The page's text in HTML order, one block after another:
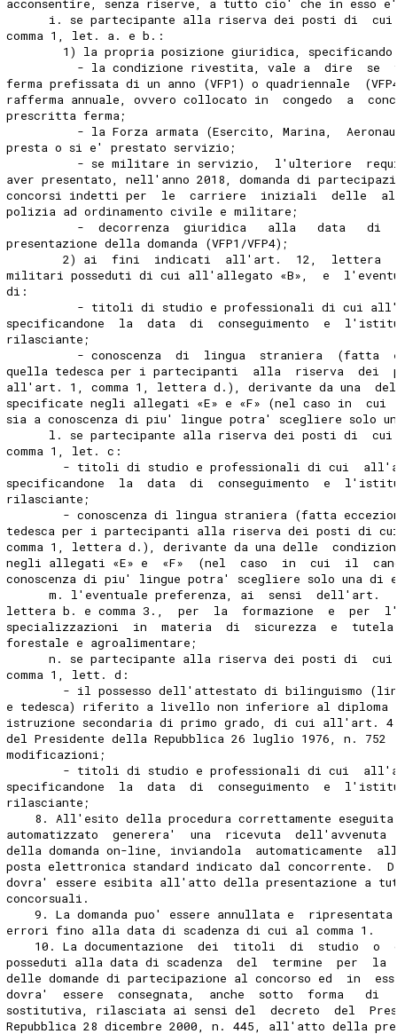
acconsentire, senza riserve, a tutto cio' che in
i. se partecipante alla riserva dei posti di
comma 1, let. a. e b.:
1) la propria posizione giuridica,
- la condizione rivestita, vale a  dire  se
ferma prefissata di un anno (VFP1) o quadriennale
rafferma annuale, ovvero collocato in  congedo  a
prescritta ferma;
- la Forza armata (Esercito, Marina,
presta o si e' prestato servizio;
- se militare in servizio,  l'ulteriore
aver presentato, nell'anno 2018, domanda di
concorsi indetti per  le  carriere  iniziali  delle
polizia ad ordinamento civile e militare;
-  decorrenza  giuridica   alla   data   di
presentazione della domanda (VFP1/VFP4);
2) ai  fini  indicati  all'art.  12,  lettera
militari posseduti di cui all'allegato «B»,  e
di:
- titoli di studio e professionali di cui
specificandone  la  data  di  conseguimento  e
rilasciante;
- conoscenza  di  lingua  straniera  (fatta
quella tedesca per i partecipanti  alla  riserva  dei
all'art. 1, comma 1, lettera d.), derivante da una
specificate negli allegati «E» e «F» (nel caso in
sia a conoscenza di piu' lingue potra' scegliere solo
l. se partecipante alla riserva dei posti di
comma 1, let. c:
- titoli di studio e professionali di cui
specificandone  la  data  di  conseguimento  e
rilasciante;
- conoscenza di lingua straniera (fatta
tedesca per i partecipanti alla riserva dei posti di
comma 1, lettera d.), derivante da una delle
negli allegati «E» e  «F»  (nel  caso  in  cui  il
conoscenza di piu' lingue potra' scegliere solo una di
m. l'eventuale preferenza, ai  sensi  dell'art.
lettera b. e comma 3.,  per  la  formazione  e  per
specializzazioni  in  materia  di  sicurezza  e  tutela
forestale e agroalimentare;
n. se partecipante alla riserva dei posti di
comma 1, lett. d:
- il possesso dell'attestato di bilinguismo
e tedesca) riferito a livello non inferiore al
istruzione secondaria di primo grado, di cui all'art.
del Presidente della Repubblica 26 luglio 1976, n. 752
modificazioni;
- titoli di studio e professionali di cui
specificandone  la  data  di  conseguimento  e
rilasciante;
8. All'esito della procedura correttamente
automatizzato  generera'  una  ricevuta  dell'avvenuta
della domanda on-line, inviandola  automaticamente
posta elettronica standard indicato dal concorrente.
dovra' essere esibita all'atto della presentazione a
concorsuali.
9. La domanda puo' essere annullata e
errori fino alla data di scadenza di cui al comma 1.
10. La documentazione  dei  titoli  di  studio  o
posseduti alla data di scadenza  del  termine  per  la
delle domande di partecipazione al concorso ed  in
dovra'  essere  consegnata,  anche  sotto  forma   di
sostitutiva, rilasciata ai sensi del  decreto  del
Repubblica 28 dicembre 2000, n. 445, all'atto della